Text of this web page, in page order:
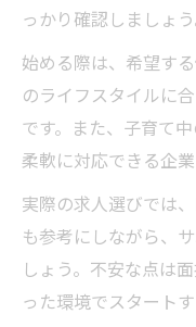
っかり確認しましょう
始める際は、希望す
のライフスタイルに
です。また、子育て
柔軟に対応できる企業
実際の求人選びでは
も参考にしながら、
しょう。不安な点は
った環境でスタート